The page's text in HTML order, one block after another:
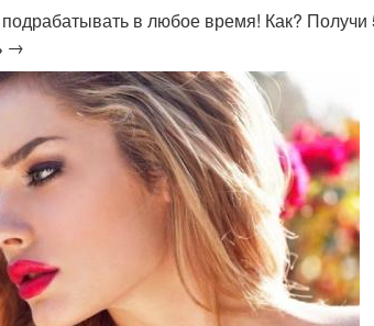
в любое время! Как? Получи
→